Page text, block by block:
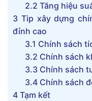
2.2 Tăng hiệu
3 Tip xây dựng
đỉnh cao
3.1 Chính sách
3.2 Chính sách
3.3 Chính sách
3.4 Chính sách
4 Tạm kết